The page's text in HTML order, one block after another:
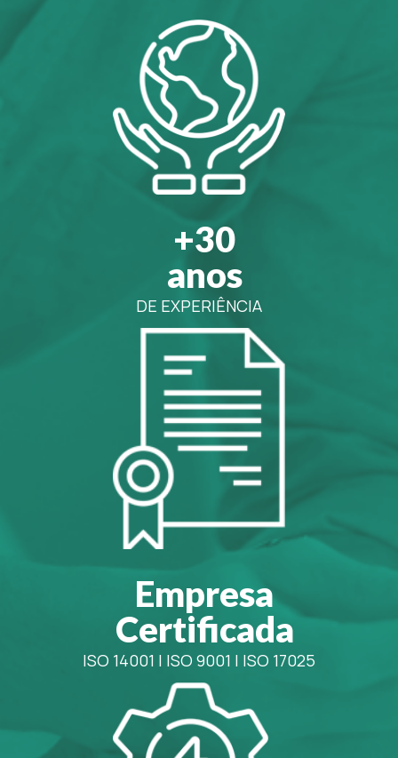
+30
anos
DE EXPERIÊNCIA
Empresa
Certificada
ISO 14001 | ISO 9001 | ISO 17025